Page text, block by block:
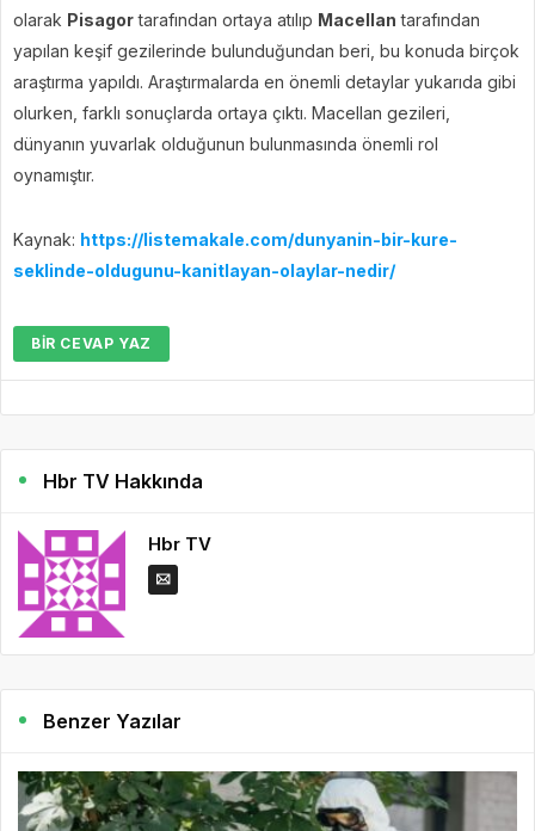
olarak Pisagortarafından ortaya atılıp Macellan tarafından
yapılan keşif gezilerinde bulunduğundan beri, bu konuda birçok
araştırma yapıldı. Araştırmalarda en önemli detaylar yukarıda gibi
olurken, farklı sonuçlarda ortaya çıktı. Macellan gezileri,
dünyanın yuvarlak olduğunun bulunmasında önemli rol
oynamıştır.
Kaynak: https://listemakale.com/dunyanin-bir-kure-
seklinde-oldugunu-kanitlayan-olaylar-nedir/
BIR CEVAP YAZ
Hbr TV Hakkında
Hbr TV
Benzer Yazılar